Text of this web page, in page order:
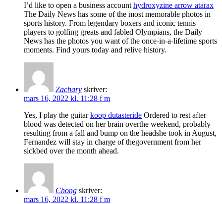
I’d like to open a business account hydroxyzine arrow atarax
The Daily News has some of the most memorable photos in
sports history. From legendary boxers and iconic tennis
players to golfing greats and fabled Olympians, the Daily
News has the photos you want of the once-in-a-lifetime sports
moments. Find yours today and relive history.
Zachary skriver:
mars 16, 2022 kl. 11:28 f m
Yes, I play the guitarkoop dutasteride Ordered to rest after
blood was detected on her brain overthe weekend, probably
resulting from a fall and bump on the headshe took in August,
Fernandez will stay in charge of thegovernment from her
sickbed over the month ahead.
Chong skriver:
mars 16, 2022 kl. 11:28 f m